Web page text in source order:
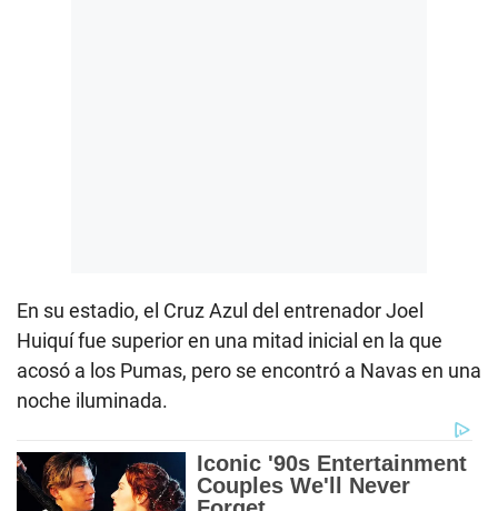
En su estadio, el Cruz Azul del entrenador Joel
Huiquí fue superior en una mitad inicial en la que
acosó a los Pumas, pero se encontró a Navas en una
noche iluminada.